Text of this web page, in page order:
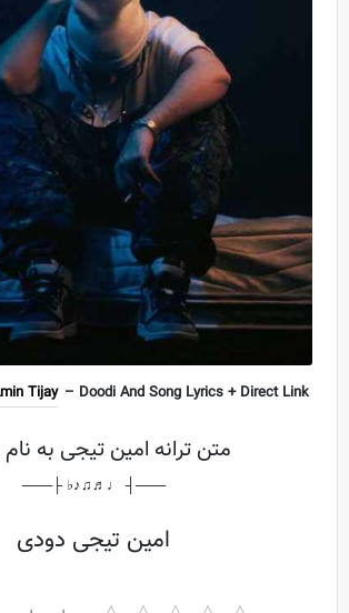
Tijay – Doodi And Song Lyrics + Direct Link
متن ترانه امین تیجی به
───┤ ♩♬♫♪♭ ├───
امین تیجی دودی